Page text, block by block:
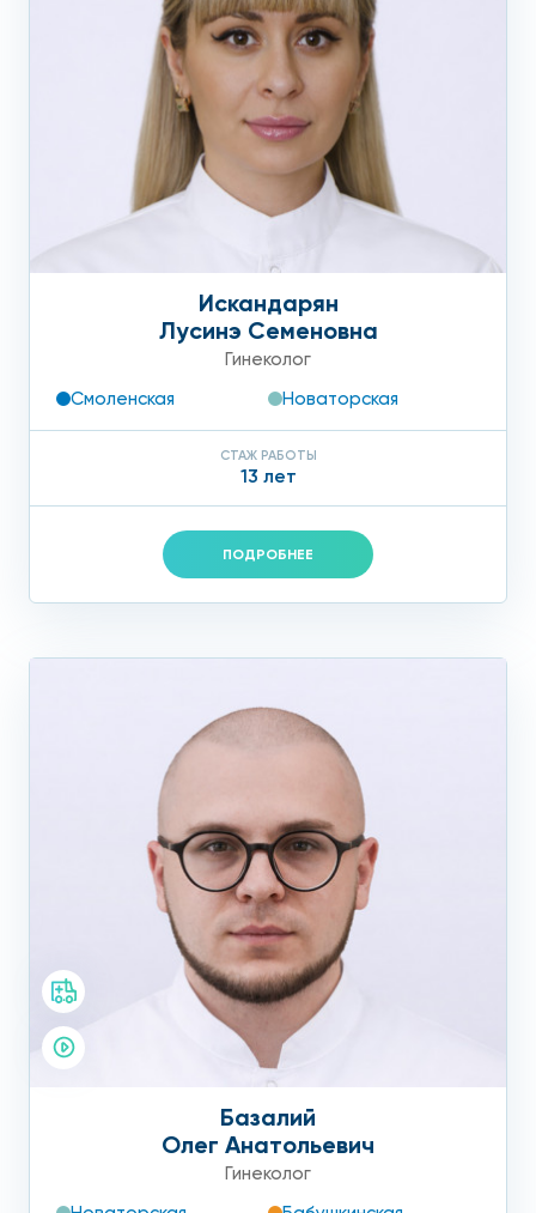
Искандарян
Лусинэ Семеновна
Гинеколог
Смоленская
Новаторская
СТАЖ РАБОТЫ
13 лет
ПОДРОБНЕЕ
Базалий
Олег Анатольевич
Гинеколог